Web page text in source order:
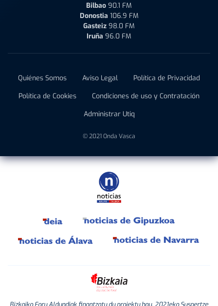
Bilbao 90.1 FM
Donostia 106.9 FM
Gasteiz 98.0 FM
Iruña 96.0 FM
Quiénes Somos Aviso Legal
Política de Privacidad
Política de Cookies
Condiciones de uso y Contratación
Administrar Utiq
© 2021 Onda Vasca
Bizkaiko Foru Aldundiak finantzatu du proiektu hau, 2021eko Suspertze